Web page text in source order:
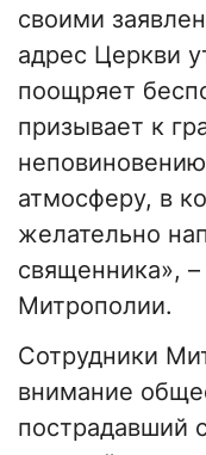
своими
адрес Церкви
поощряет
призывает к
атмосферу, в
желательно
священника»,
Митрополии.
Сотрудники
внимание
пострадавший